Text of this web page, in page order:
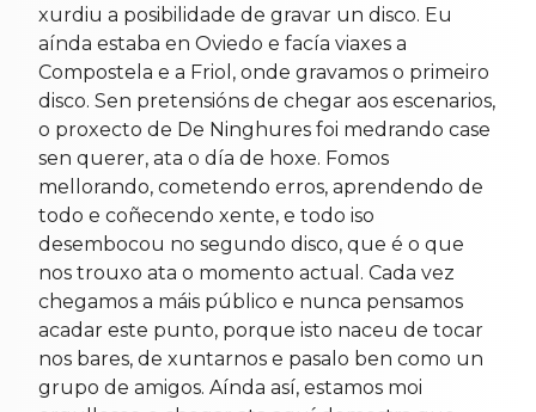
xurdiu a posibilidade de gravar un disco. Eu
aínda estaba en Oviedo e facía viaxes a
Compostela e a Friol, onde gravamos o primeiro
disco. Sen pretensións de chegar aos escenarios,
o proxecto de De Ninghures foi medrando case
sen querer, ata o día de hoxe. Fomos
mellorando, cometendo erros, aprendendo de
todo e coñecendo xente, e todo iso
desembocou no segundo disco, que é o que
nos trouxo ata o momento actual. Cada vez
chegamos a máis público e nunca pensamos
acadar este punto, porque isto naceu de tocar
nos bares, de xuntarnos e pasalo ben como un
grupo de amigos. Aínda así, estamos moi